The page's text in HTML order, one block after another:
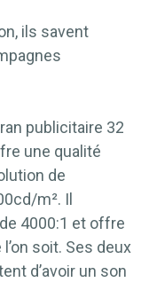
ils savent
publicitaire 32
une qualité
de
m². Il
4000:1 et offre
soit. Ses deux
d’avoir un son